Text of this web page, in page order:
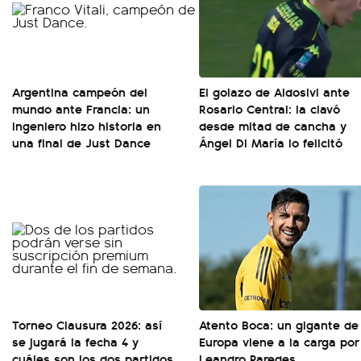
Argentina campeón del
mundo ante Francia: un
ingeniero hizo historia en
una final de Just Dance
El golazo de Aldosivi ante
Rosario Central: la clavó
desde mitad de cancha y
Ángel Di María lo felicitó
Torneo Clausura 2026: así
se jugará la fecha 4 y
Atento Boca: un gigante de
Europa viene a la carga por